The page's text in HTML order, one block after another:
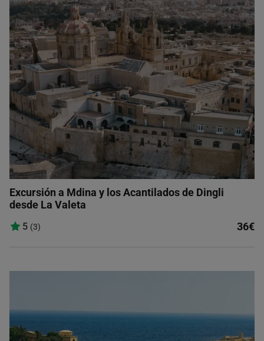
Excursión a Mdina y los Acantilados de Dingli
desde La Valeta
5 (3) 36€